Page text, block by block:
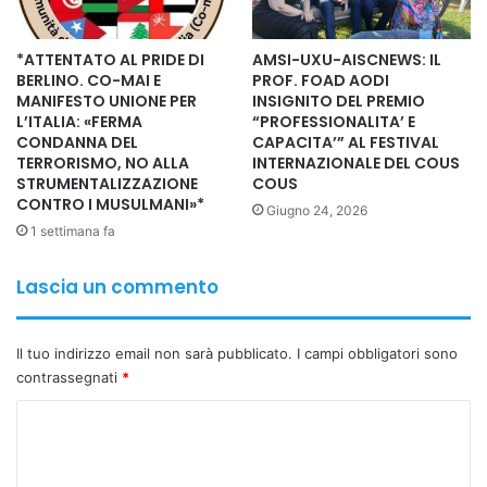
I partecipanti hanno ribadito l’importanza di sostenere e
valorizzare la medicina integrata come strumento di
unione tra popoli, culture e competenze. Ogni
professionista porta con sé non soltanto conoscenze
scientifiche, ma anche una preziosa eredità culturale e
umana che contribuisce ad arricchire il confronto e a
costruire una comunità internazionale più forte, coesa e
orientata al bene comune.
In un contesto globale che richiede sempre più
cooperazione, dialogo e condivisione delle conoscenze, la
Cultura della Medicina Integrata può rappresentare un
ponte tra Oriente e Occidente, tra tradizione e
innovazione, tra ricerca scientifica ed esperienza clinica,
*ATTENTATO AL PRIDE DI
BERLINO. CO-MAI E
MANIFESTO UNIONE PER
L’ITALIA: «FERMA
CONDANNA DEL
TERRORISMO, NO ALLA
STRUMENTALIZZAZIONE
CONTRO I MUSULMANI»*
1 settimana fa
AMSI-UXU-AISCNEWS: IL
PROF. FOAD AODI
INSIGNITO DEL PREMIO
“PROFESSIONALITA’ E
CAPACITA’” AL FESTIVAL
INTERNAZIONALE DEL COUS
COUS
Giugno 24, 2026
Lascia un commento
Il tuo indirizzo email non sarà pubblicato. I campi obbligatori sono
contrassegnati *